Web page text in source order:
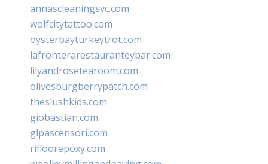
annascleaningsvc.com
wolfcitytattoo.com
oysterbayturkeytrot.com
lafronterarestauranteybar.com
lilyandrosetearoom.com
olivesburgberrypatch.com
theslushkids.com
giobastian.com
glpascensori.com
rifloorepoxy.com